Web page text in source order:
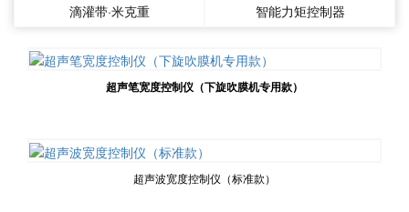
滴灌带·米克重
智能力矩控制器
超声笔宽度控制仪（下旋吹膜机专用款）
超声波宽度控制仪（标准款）